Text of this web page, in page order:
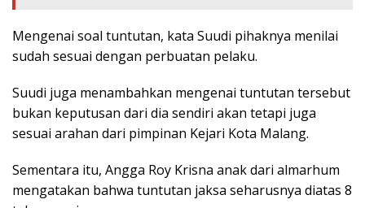
Mengenai soal tuntutan, kata Suudi pihaknya menilai
sudah sesuai dengan perbuatan pelaku.
Suudi juga menambahkan mengenai tuntutan tersebut
bukan keputusan dari dia sendiri akan tetapi juga
sesuai arahan dari pimpinan Kejari Kota Malang.
Sementara itu, Angga Roy Krisna anak dari almarhum
mengatakan bahwa tuntutan jaksa seharusnya diatas 8